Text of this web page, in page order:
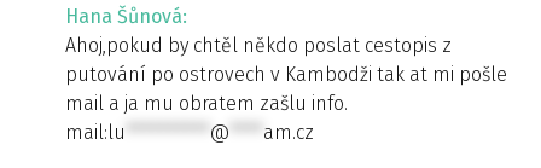
Hana Šůnová:
Ahoj,pokud by chtěl někdo poslat cestopis z
putování po ostrovech v Kambodži tak at mi pošle
mail a ja mu obratem zašlu info.
mail:lu ********** @ **** am.cz